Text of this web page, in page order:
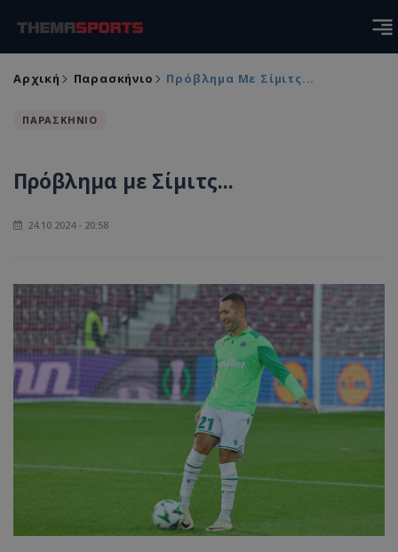
Αρχική Παρασκήνιο Πρόβλημα Με Σίμιτς...
ΠΑΡΑΣΚΗΝΙΟ
Πρόβλημα με Σίμιτς...
24.10.2024 - 20:58